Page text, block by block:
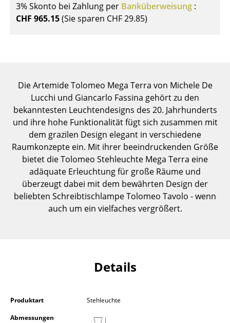
Servierwagen
Aufbewahren
Regale & Schränke
Bücherregale
Wandregale
Sideboards & Kommoden
TV Möbel
Beistell- & Rollcontainer
Kleinaufbewahrung
... alle Aufbewahrungsmöbel
3% Skonto bei Zahlung per Banküberweisung :
CHF 965.15(Sie sparen CHF 29.85)
Die Artemide Tolomeo Mega Terra von Michele De
Lucchi und Giancarlo Fassina gehört zu den
bekanntesten Leuchtendesigns des 20. Jahrhunderts
und ihre hohe Funktionalität fügt sich zusammen mit
dem grazilen Design elegant in verschiedene
Raumkonzepte ein. Mit ihrer beeindruckenden Größe
bietet die Tolomeo Stehleuchte Mega Terra eine
adäquate Erleuchtung für große Räume und
überzeugt dabei mit dem bewährten Design der
beliebten Schreibtischlampe Tolomeo Tavolo - wenn
auch um ein vielfaches vergrößert.
Details
Produktart
Stehleuchte
Abmessungen